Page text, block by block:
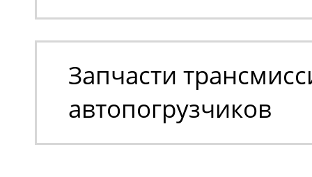
Запчасти
автопогрузчиков